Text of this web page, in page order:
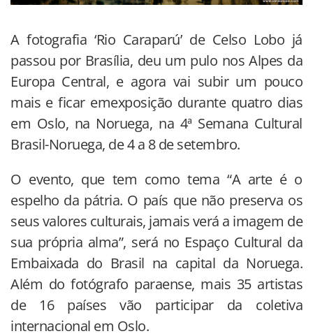
A fotografia ‘Rio Caraparú’ de Celso Lobo já
passou por Brasília, deu um pulo nos Alpes da
Europa Central, e agora vai subir um pouco
mais e ficar emexposição durante quatro dias
em Oslo, na Noruega, na 4ª Semana Cultural
Brasil-Noruega, de 4 a 8 de setembro.
O evento, que tem como tema “A arte é o
espelho da pátria. O país que não preserva os
seus valores culturais, jamais verá a imagem de
sua própria alma”, será no Espaço Cultural da
Embaixada do Brasil na capital da Noruega.
Além do fotógrafo paraense, mais 35 artistas
de 16 países vão participar da coletiva
internacional em Oslo.